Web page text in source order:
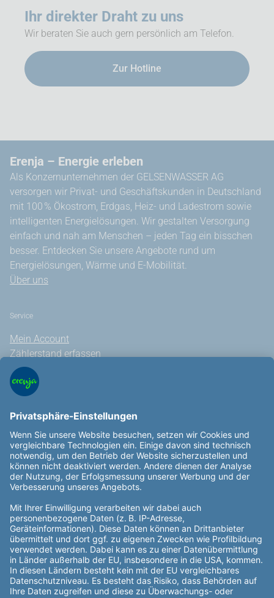
Ihr direkter Draht zu uns
Wir beraten Sie auch gern persönlich am Telefon.
Zur Hotline
Erenja – Energie erleben
Als Konzernunternehmen der GELSENWASSER AG
versorgen wir Privat- und Geschäftskunden in Deutschland
mit 100 % Ökostrom, Erdgas, Heiz- und Ladestrom sowie
intelligenten Energielösungen. Wir gestalten Versorgung
einfach und nah am Menschen – jeden Tag ein bisschen
besser. Entdecken Sie unsere Angebote rund um
Energielösungen, Wärme und E-Mobilität.
Über uns
Service
Mein Account
Zählerstand erfassen
Hilfe und Kontakt
Vertrag kündigen
Vertrag widerrufen
Allgemeine Hinweise
Außergerichtliche Streitbeilegung
Veröffentlichungen nach REMIT
Vertragsinformationen
Rechtliches
Datenaustausch
Informationspflichten
Wertemanagement
Nutzungsbedingungen
Barrierefreiheitserklärung
Impressum